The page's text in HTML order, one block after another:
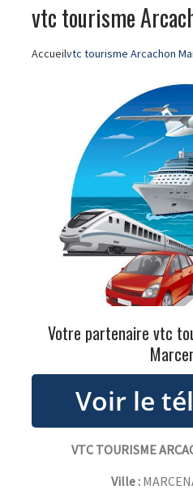
vtc tourisme
Accueilvtc tourisme Arcachon
Votre partenaire vtc
VTC TOURISME
Ville :